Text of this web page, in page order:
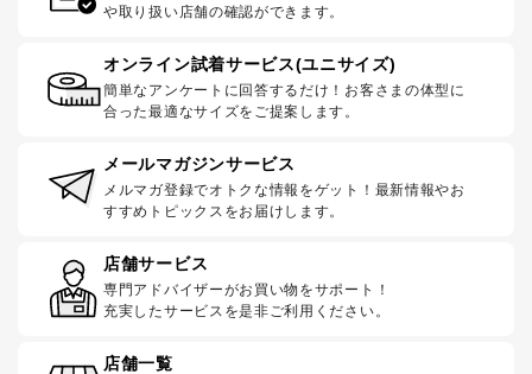
や取り扱い店舗の確認ができます。
オンライン試着サービス(ユニサイズ)
簡単なアンケートに回答するだけ！お客さまの体型に
合った最適なサイズをご提案します。
メールマガジンサービス
メルマガ登録でオトクな情報をゲット！最新情報やお
すすめトピックスをお届けします。
店舗サービス
専門アドバイザーがお買い物をサポート！
充実したサービスを是非ご利用ください。
店舗一覧